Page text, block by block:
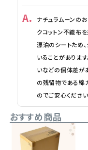
ナチュラムーンの
クコットン不織布
漂泊のシートため
いることがありま
いなどの個体差が
の残留物である綿
のでご安心ください
おすすめ商品